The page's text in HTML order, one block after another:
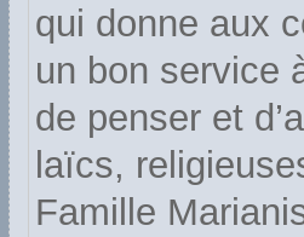
qui donne aux
un bon service
de penser et
laïcs,
Famille